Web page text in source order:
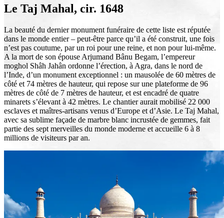
Le Taj Mahal, cir. 1648
La beauté du dernier monument funéraire de cette liste est réputée
dans le monde entier – peut-être parce qu’il a été construit, une fois
n’est pas coutume, par un roi pour une reine, et non pour lui-même.
A la mort de son épouse Arjumand Bânu Begam, l’empereur
moghol Shâh Jahân ordonne l’érection, à Agra, dans le nord de
l’Inde, d’un monument exceptionnel : un mausolée de 60 mètres de
côté et 74 mètres de hauteur, qui repose sur une plateforme de 96
mètres de côté de 7 mètres de hauteur, et est encadré de quatre
minarets s’élevant à 42 mètres. Le chantier aurait mobilisé 22 000
esclaves et maîtres-artisans venus d’Europe et d’Asie. Le Taj Mahal,
avec sa sublime façade de marbre blanc incrustée de gemmes, fait
partie des sept merveilles du monde moderne et accueille 6 à 8
millions de visiteurs par an.